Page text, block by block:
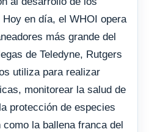
en día, el WHOI opera
más grande del
de Teledyne, Rutgers
utiliza para realizar
monitorear la salud de
protección de especies
la ballena franca del